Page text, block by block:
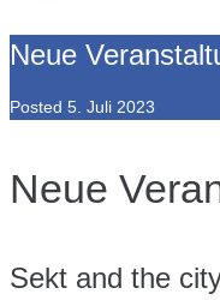
Neue
Posted 5. Juli 2023
Neue
Sekt and the